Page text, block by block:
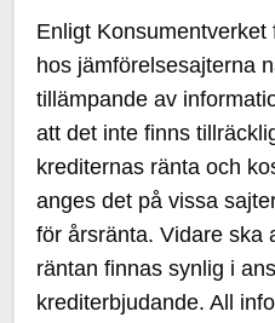
Enligt
hos jämförelsesajterna
tillämpande av
att det inte finns
krediternas ränta och
anges det på vissa
för årsränta. Vidare ska
räntan finnas synlig i
krediterbjudande. All